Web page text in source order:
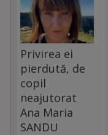
Privirea ei
pierdută, de
copil
neajutorat
Ana Maria
SANDU